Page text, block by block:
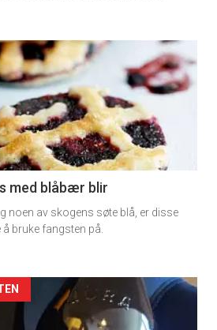
med blåbær blir
noen av skogens søte blå, er disse
bruke fangsten på.